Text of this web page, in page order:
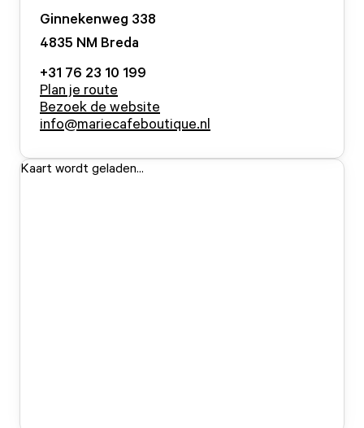
Ginnekenweg 338
4835 NM Breda
+31 76 23 10 199
Plan je route
Bezoek de website
info@mariecafeboutique.nl
Kaart wordt geladen...